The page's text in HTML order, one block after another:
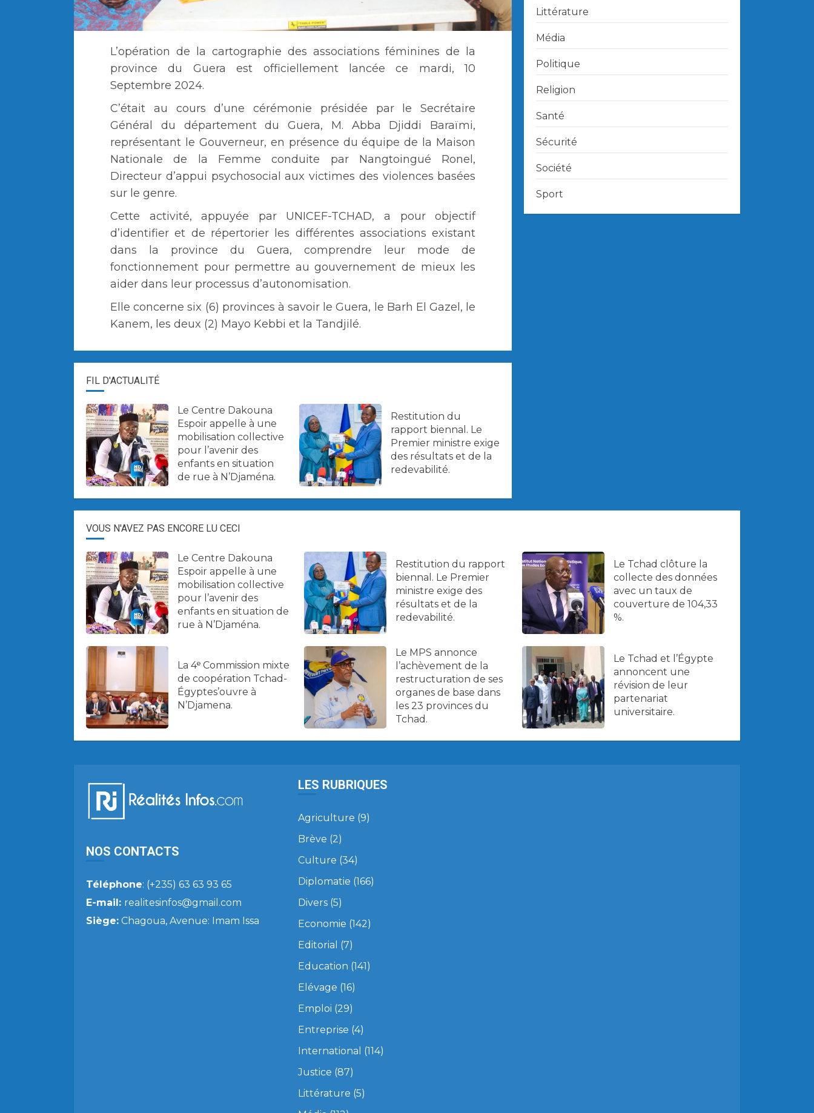
L’opération de la cartographie des associations féminines de la
province du Guera est officiellement lancée ce mardi, 10
Septembre 2024.
C’était au cours d’une cérémonie présidée par le Secrétaire
Général du département du Guera, M. Abba Djiddi Baraïmi,
représentant le Gouverneur, en présence du équipe de la Maison
Nationale de la Femme conduite par Nangtoingué Ronel,
Directeur d’appui psychosocial aux victimes des violences basées
sur le genre.
Cette activité, appuyée par UNICEF-TCHAD, a pour objectif
d’identifier et de répertorier les différentes associations existant
dans la province du Guera, comprendre leur mode de
fonctionnement pour permettre au gouvernement de mieux les
aider dans leur processus d’autonomisation.
Elle concerne six (6) provinces à savoir le Guera, le Barh El Gazel, le
Kanem, les deux (2) Mayo Kebbi et la Tandjilé.
FIL D'ACTUALITÉ
Le Centre Dakouna
Espoir appelle à une
mobilisation collective
pour l’avenir des
enfants en situation
de rue à N’Djaména.
Restitution du
rapport biennal. Le
Premier ministre exige
des résultats et de la
redevabilité.
Littérature
Média
Politique
Religion
Santé
Sécurité
Société
Sport
VOUS N'AVEZ PAS ENCORE LU CECI
Le Centre Dakouna
Espoir appelle à une
mobilisation collective
pour l’avenir des
enfants en situation de
rue à N’Djaména.
Restitution du rapport
biennal. Le Premier
ministre exige des
résultats et de la
redevabilité.
Le Tchad clôture la
collecte des données
avec un taux de
couverture de 104,33
%.
La 4ᵉ Commission mixte
de coopération Tchad-
Égyptes’ouvre à
N’Djamena.
Le MPS annonce
l’achèvement de la
restructuration de ses
organes de base dans
les 23 provinces du
Tchad.
Le Tchad et l’Égypte
annoncent une
révision de leur
partenariat
universitaire.
NOS CONTACTS
Téléphone: (+235) 63 63 93 65
E-mail: realitesinfos@gmail.com
Siège: Chagoua, Avenue: Imam Issa
LES RUBRIQUES
Agriculture (9)
Brève (2)
Culture (34)
Diplomatie (166)
Divers(5)
Economie (142)
Editorial (7)
Education (141)
Elévage (16)
Emploi (29)
Entreprise (4)
International (114)
Justice (87)
Littérature (5)